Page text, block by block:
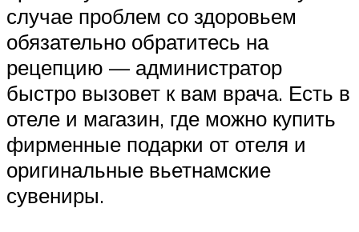
случае проблем со здоровьем
обязательно обратитесь на
рецепцию — администратор
быстро вызовет к вам врача. Есть в
отеле и магазин, где можно купить
фирменные подарки от отеля и
оригинальные вьетнамские
сувениры.